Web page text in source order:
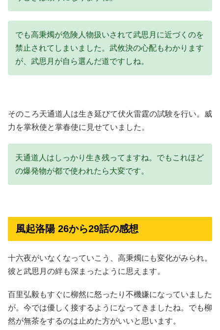
でも高秉燭が危険人物扱いされて武思月に近づくのを
禁止されてしまいました。武攸決の心配もわかります
が、武思月が自ら選んだ道ですしね。
そのころ天通道人は生き延びて伏火雷霆の試験を行い。威
力を掌秋使と掌春使に見せていました。
天通道人はしっかり生き残ってますね。でもこれほど
の爆発物が都で使われたら大変です。
風起洛陽 26から29話の感想
十六夜がいなくなっていこう、高秉燭にも変化がみられ。
彼と武思月の絆も深まったように思えます。
百里弘毅もすぐに柳然に怒ったり不機嫌になっていました
が。今では優しく接するようになってきましたね。でも柳
然が無茶をするのは止めた方がいいと思います。